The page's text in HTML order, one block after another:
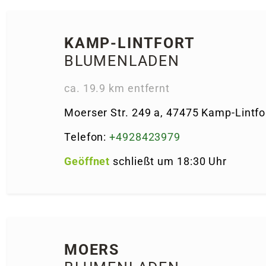
KAMP-LINT­FORT
BLUMENLADEN
ca. 19.9 km entfernt
Moerser Str. 249 a, 47475 Kamp-
Telefon:+4928423979
Geöffnet schließt um 18:30 Uhr
MOERS